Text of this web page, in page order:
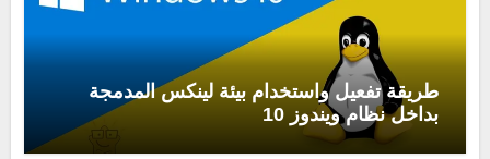
طريقة تفعيل واستخدام بيئة لينكس المدمجة
بداخل نظام ويندوز 10